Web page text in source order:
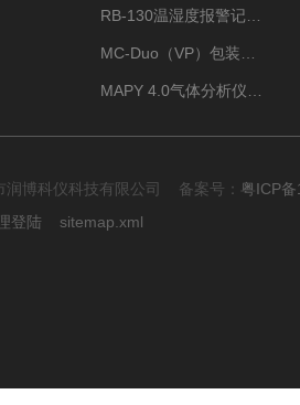
润博科仪科技有限公司 备案号： 粤ICP
登陆 sitemap.xml